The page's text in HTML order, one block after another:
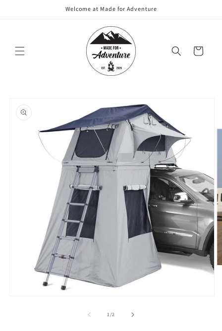
Welcome at Made for Adventure
Winkelwagen
1/van
2